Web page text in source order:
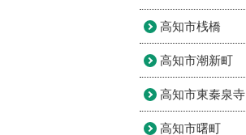
高知市桟橋
高知市潮新町
高知市東秦泉寺
高知市曙町